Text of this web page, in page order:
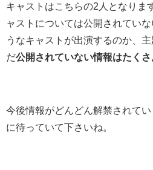
キャストはこちらの2人となりま
ャストについては公開されてい
うなキャストが出演するのか、
だ公開されていない情報はたくさ
今後情報がどんどん解禁されて
に待っていて下さいね。